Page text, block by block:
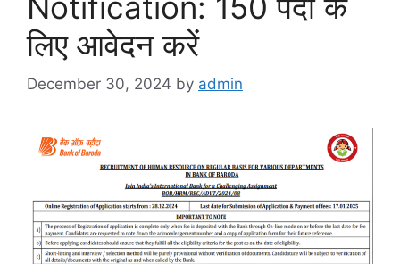
लिए आवेदन करें
December 30, 2024 by admin